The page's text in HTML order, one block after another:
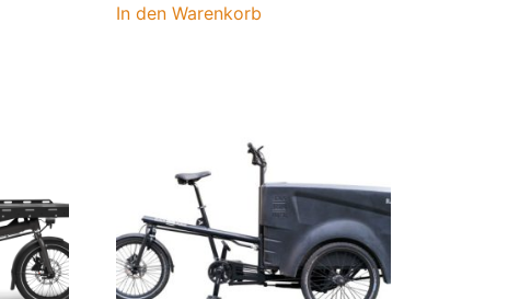
In den Warenkorb